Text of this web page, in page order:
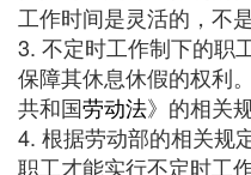
工作时间是灵活的，不
3. 不定时工作制下的职
保障其休息休假的权利
共和国劳动法》的相关
4. 根据劳动部的相关规
职工才能实行不定时工